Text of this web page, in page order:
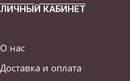
ЛИЧНЫЙ КАБИНЕТ
О нас
Доставка и оплата